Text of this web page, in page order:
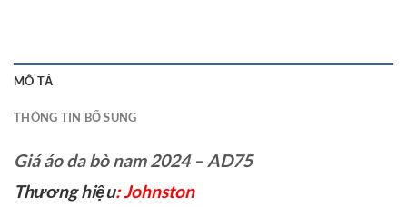
MÔ TẢ
THÔNG TIN BỔ SUNG
Giá áo da bò nam 2024 – AD75
Thương hiệu: Johnston